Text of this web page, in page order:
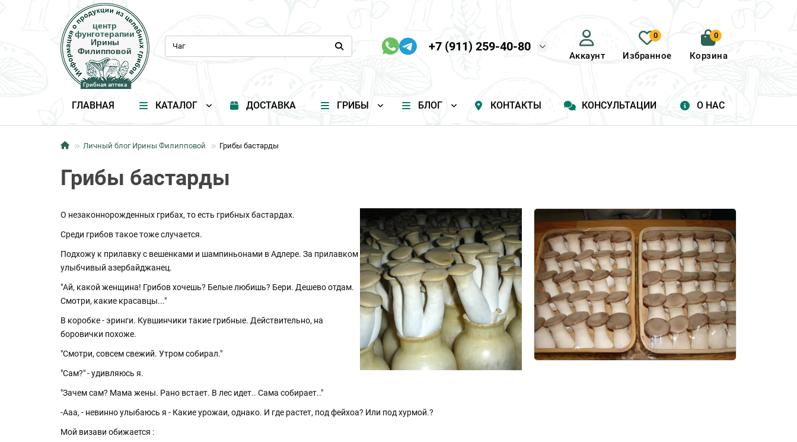
центр
фунготерапии
Ирины
Филипповой
Грибная аптека
центр
фунготерапии
Ирины
Филипповой
Грибная аптека
+7 (911) 259-40-80
Аккаунт
0
Избранное
0
Корзина
ГЛАВНАЯ КАТАЛОГ ДОСТАВКА ГРИБЫ БЛОГ КОНТАКТЫ КОНСУЛЬТАЦИИ О НАС
Личный блог Ирины Филипповой Грибы бастарды
Грибы бастарды
О незаконнорожденных грибах, то есть грибных бастардах.
Среди грибов такое тоже случается.
Подхожу к прилавку с вешенками и шампиньонами в Адлере. За прилавком
улыбчивый азербайджанец.
"Ай, какой женщина! Грибов хочешь? Белые любишь? Бери. Дешево отдам.
Смотри, какие красавцы..."
В коробке - эринги. Кувшинчики такие грибные. Действительно, на
боровички похоже.
"Смотри, совсем свежий. Утром собирал."
"Сам?" - удивляюсь я.
"Зачем сам? Мама жены. Рано встает. В лес идет.. Сама собирает.."
-Ааа, - невинно улыбаюсь я - Какие урожаи, однако. И где растет, под фейхоа? Или под хурмой.?
Мой визави обижается :